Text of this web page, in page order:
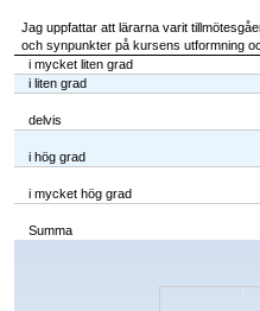
Jag uppfattar att lärarna varit
och synpunkter på kursens utformning
i mycket liten grad
i liten grad
delvis
i hög grad
i mycket hög grad
Summa
Chart
The chart has 1 X axis displaying